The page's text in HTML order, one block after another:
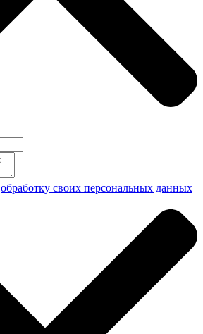
обработку своих персональных данных